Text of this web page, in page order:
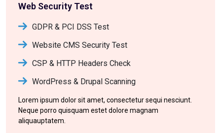
Web Security Test
GDPR & PCI DSS Test
Website CMS Security Test
CSP & HTTP Headers Check
WordPress & Drupal Scanning
Lorem ipsum dolor sit amet, consectetur sequi nesciunt.
Neque porro quisquam estet dolore magnam
aliquauptatem.